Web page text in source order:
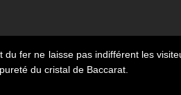
fer ne laisse pas indifférent les
du cristal de Baccarat.